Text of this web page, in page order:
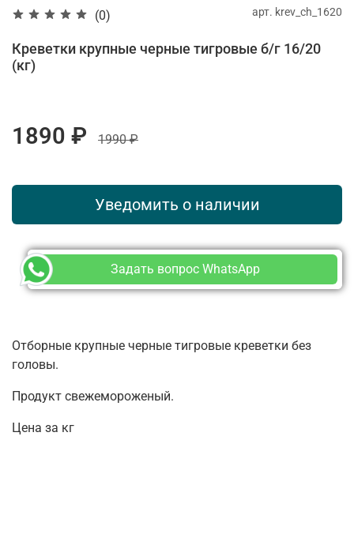
(0) арт. krev_ch_1620
Креветки крупные черные тигровые б/г 16/20
(кг)
1890 ₽ 1990 ₽
Уведомить о наличии
Задать вопрос WhatsApp
Отборные крупные черные тигровые креветки без
головы.
Продукт свежемороженый.
Цена за кг